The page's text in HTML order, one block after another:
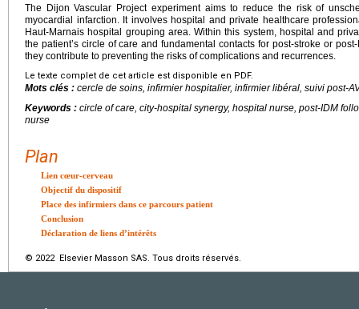
The Dijon Vascular Project experiment aims to reduce the risk of
myocardial infarction. It involves hospital and private healthcare
Haut-Marnais hospital grouping area. Within this system, hospital and
the patient’s circle of care and fundamental contacts for post-stroke or
they contribute to preventing the risks of complications and recurrences.
Le texte complet de cet article est disponible en PDF.
Mots clés : cercle de soins, infirmier hospitalier, infirmier libéral, suivi post-
Keywords : circle of care, city-hospital synergy, hospital nurse, post-IDM
nurse
Plan
Lien cœur-cerveau
Objectif du dispositif
Place des infirmiers dans ce parcours patient
Conclusion
Déclaration de liens d’intérêts
© 2022 Elsevier Masson SAS. Tous droits réservés.